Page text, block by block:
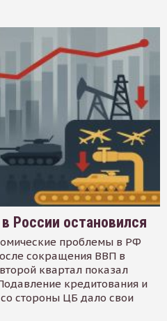
России остановился
проблемы в РФ
сокращения ВВП в
квартал показал
кредитования и
стороны ЦБ дало свои